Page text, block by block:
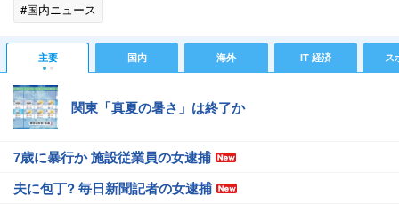
#国内ニュース
主要 国内 海外 IT 経済 ス
関東「真夏の暑さ」は終了か
7歳に暴行か 施設従業員の女逮捕
夫に包丁? 毎日新聞記者の女逮捕